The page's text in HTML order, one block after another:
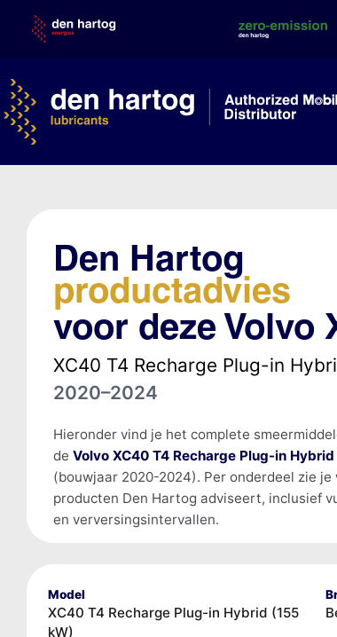
content
Den Hartog
productadvies
voor deze Volvo
XC40 T4 Recharge Plug-in
2020–2024
Hieronder vind je het complete
de Volvo XC40 T4 Recharge Plug-in
(bouwjaar 2020-2024). Per onderdeel zie je
producten Den Hartog adviseert, inclusief
en verversingsintervallen.
Model
XC40 T4 Recharge Plug-in Hybrid (155
kW)